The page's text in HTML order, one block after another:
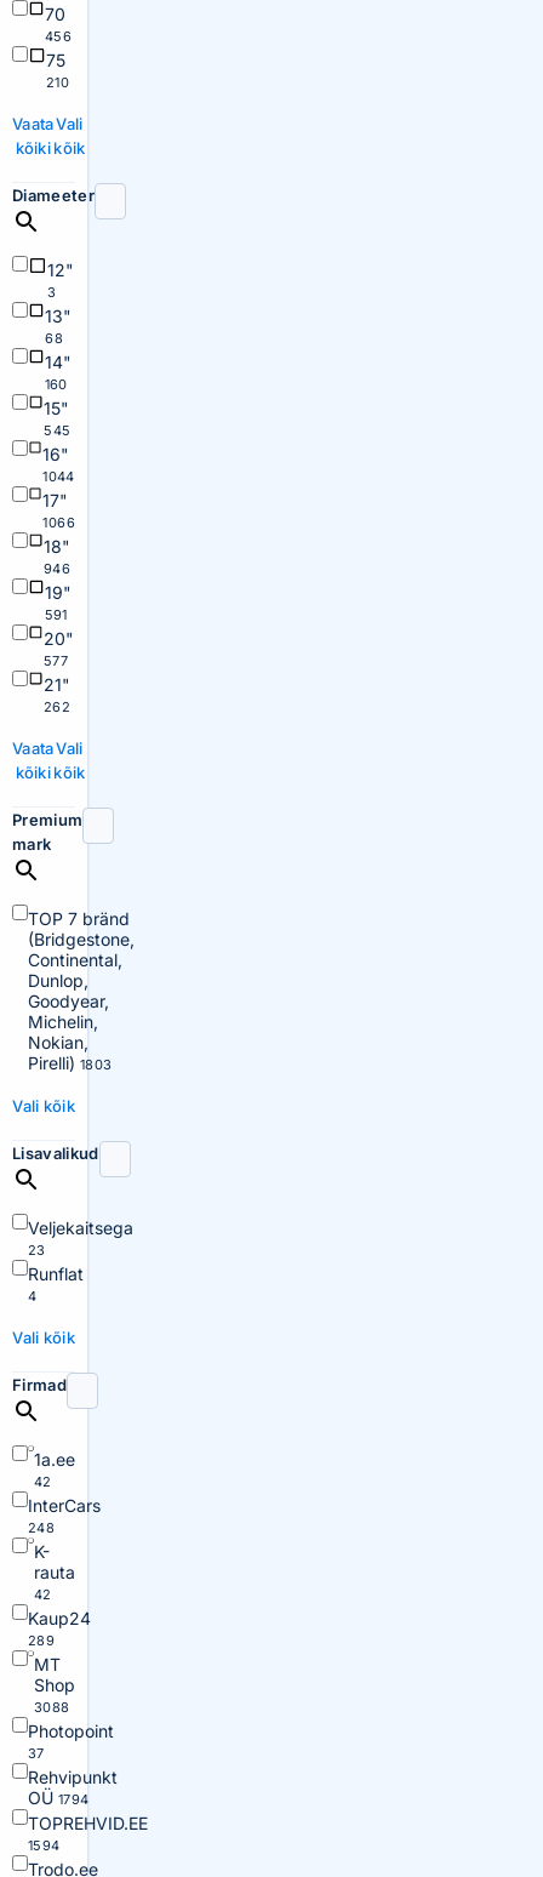
70
456
75
210
Vaata
kõiki
Vali
kõik
Diameeter
12"
3
13"
68
14"
160
15"
545
16"
1044
17"
1066
18"
946
19"
591
20"
577
21"
262
Vaata
kõiki
Vali
kõik
Premium
mark
TOP 7 bränd
(Bridgestone,
Continental,
Dunlop,
Goodyear,
Michelin,
Nokian,
Pirelli) 1803
Vali kõik
Lisavalikud
Veljekaitsega
23
Runflat
4
Vali kõik
Firmad
1a.ee
42
InterCars
248
K-
rauta
42
Kaup24
289
MT
Shop
3088
Photopoint
37
Rehvipunkt
OÜ 1794
TOPREHVID.EE
1594
Trodo.ee